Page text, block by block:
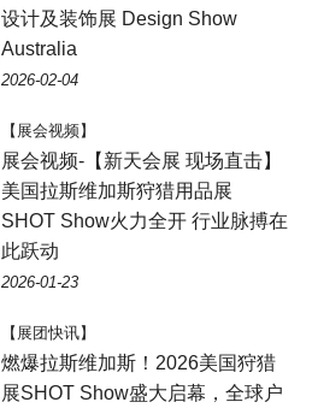
设计及装饰展 Design Show
Australia
2026-02-04
【展会视频】
展会视频-【新天会展 现场直击】
美国拉斯维加斯狩猎用品展
SHOT Show火力全开 行业脉搏在
此跃动
2026-01-23
【展团快讯】
燃爆拉斯维加斯！2026美国狩猎
展SHOT Show盛大启幕，全球户